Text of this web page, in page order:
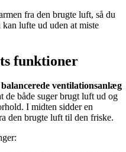
fra den brugte luft, så du
lufte ud uden at miste
funktioner
balancerede ventilationsanlæg
de både suger brugt luft ud og
I midten sidder en
den brugte luft til den friske.